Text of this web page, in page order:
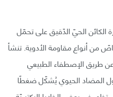
الحيّ الدّقيق على تحمّل
أنواع مقاومة الأدوية. تنشأ
طريق الإصطفاء الطبيعي
المضاد الحيوي يُشكّل ضغطًا